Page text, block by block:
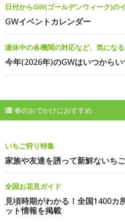
日付からGW(ゴールデンウィーク)の
GWイベントカレンダー
連休中の各機関の対応など、気にな
今年(2026年)のGWはいつからい
春のおでかけにおすすめ
いちご狩り特集
家族や友達を誘って新鮮ないち
全国お花見ガイド
見頃時期がわかる！全国1400カ
ット情報を掲載